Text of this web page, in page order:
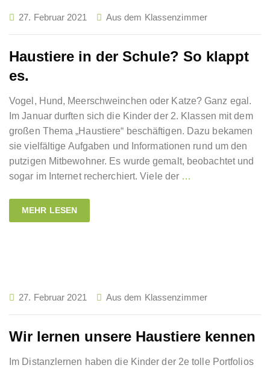
27. Februar 2021 Aus dem Klassenzimmer
Haustiere in der Schule? So klappt
es.
Vogel, Hund, Meerschweinchen oder Katze? Ganz egal.
Im Januar durften sich die Kinder der 2. Klassen mit dem
großen Thema „Haustiere“ beschäftigen. Dazu bekamen
sie vielfältige Aufgaben und Informationen rund um den
putzigen Mitbewohner. Es wurde gemalt, beobachtet und
sogar im Internet recherchiert. Viele der …
MEHR LESEN
27. Februar 2021 Aus dem Klassenzimmer
Wir lernen unsere Haustiere kennen
Im Distanzlernen haben die Kinder der 2e tolle Portfolios